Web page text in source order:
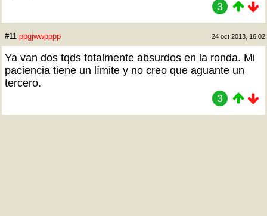
3
#11 ppgjwwpppp 24 oct 2013, 16:02
Ya van dos tqds totalmente absurdos en la ronda. Mi
paciencia tiene un límite y no creo que aguante un
tercero.
3